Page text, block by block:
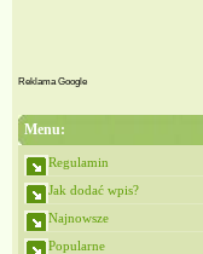
Reklama Google
Menu:
Regulamin
Jak dodać wpis?
Najnowsze
Popularne